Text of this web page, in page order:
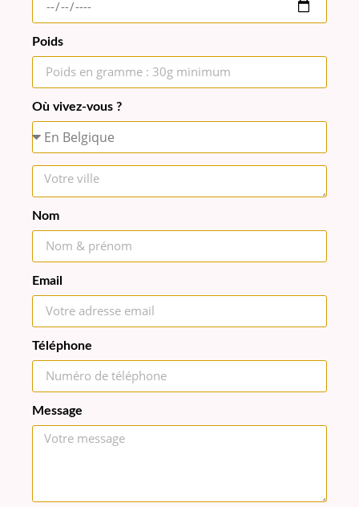
Poids
Où vivez-vous ?
Nom
Email
Téléphone
Message